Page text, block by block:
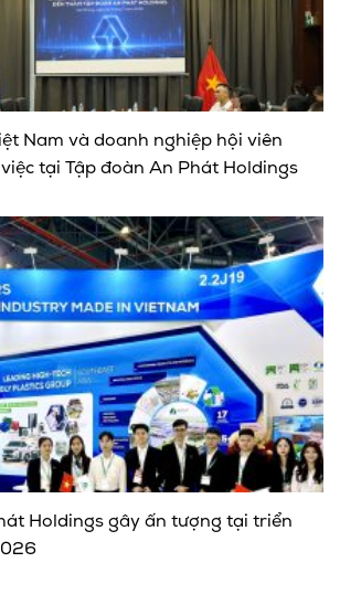
Nam và doanh nghiệp hội viên
tại Tập đoàn An Phát Holdings
Holdings gây ấn tượng tại triển